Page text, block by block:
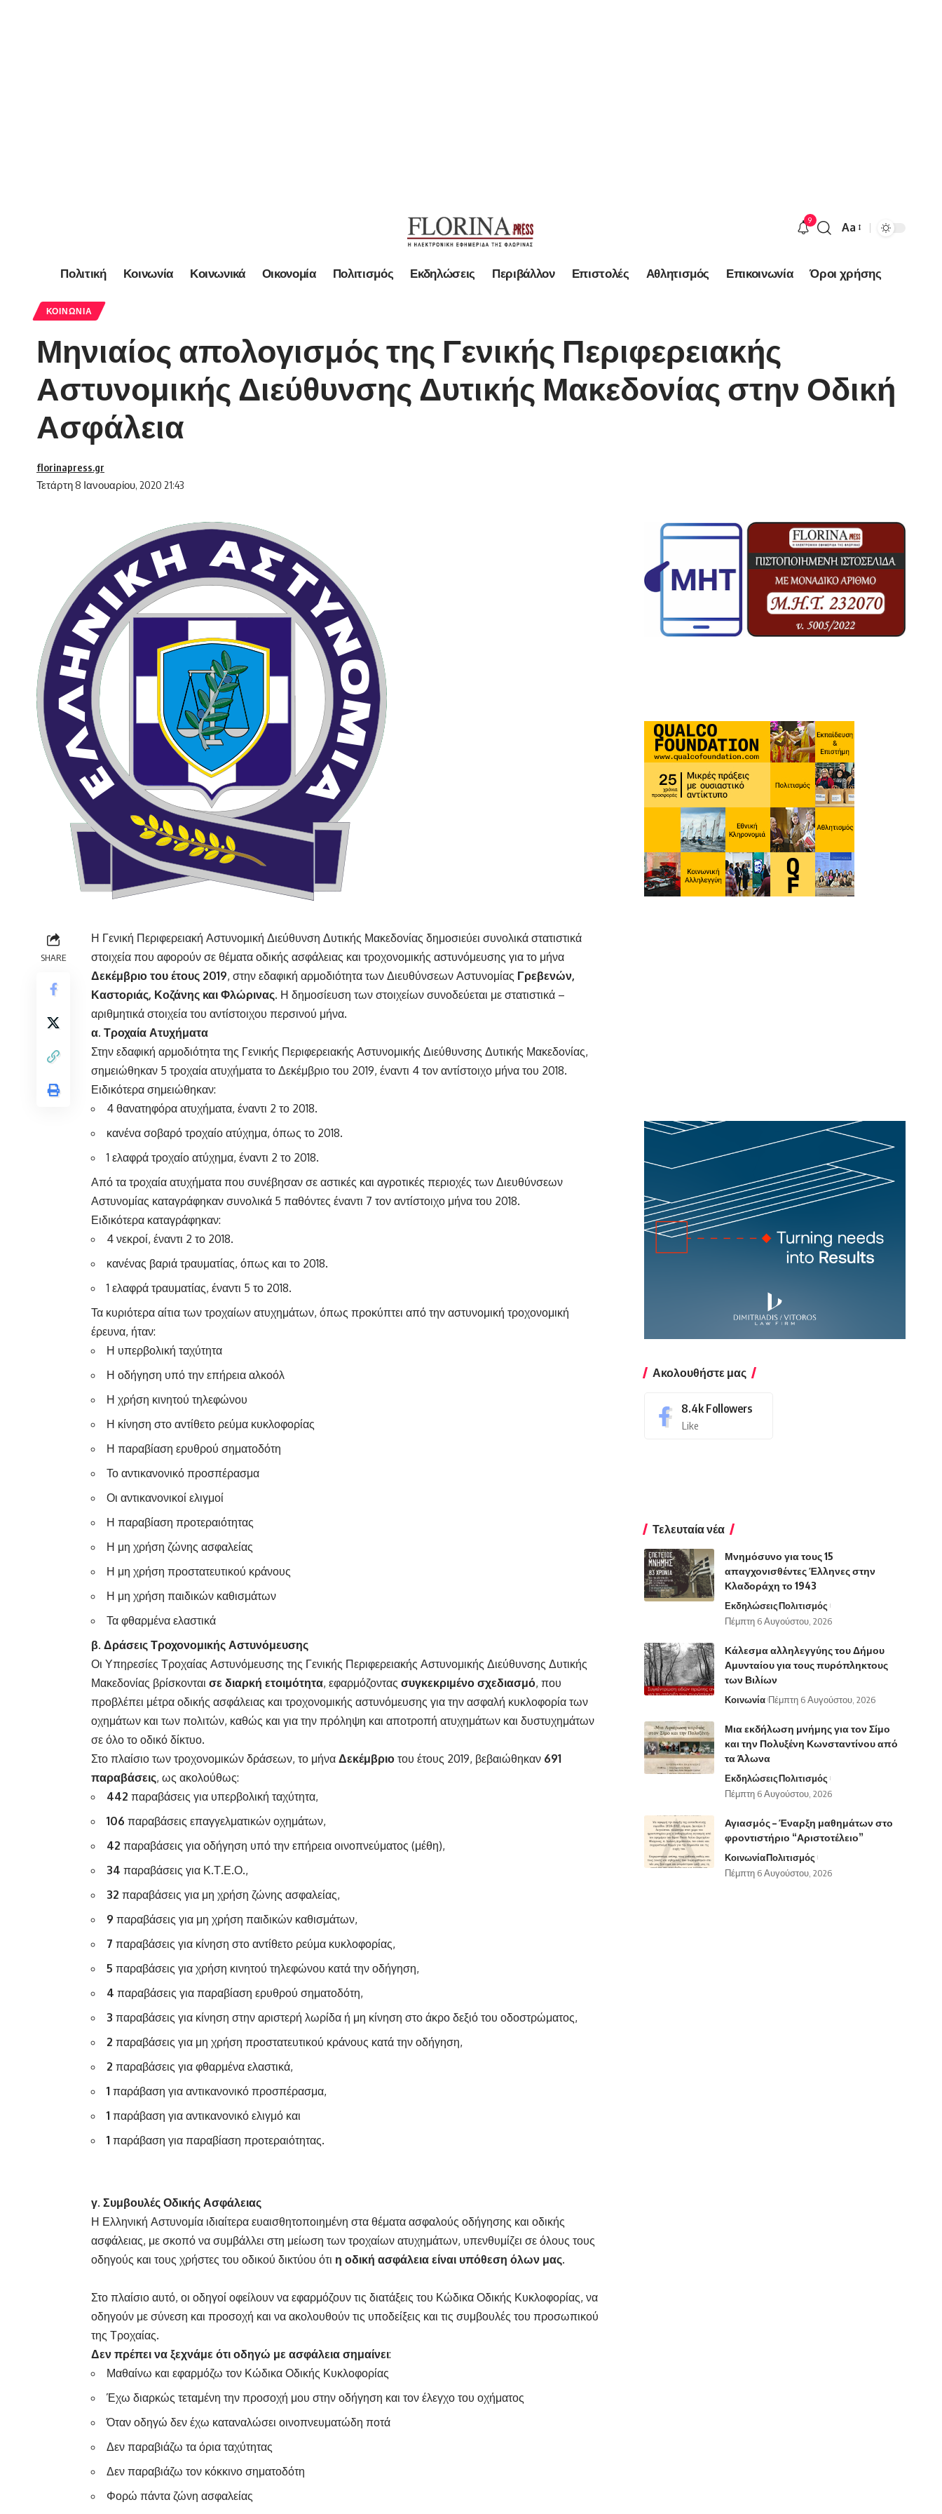
9
Font
Aa
Πολιτική Κοινωνία Κοινωνικά Οικονομία Πολιτισμός Εκδηλώσεις Περιβάλλον Επιστολές Αθλητισμός Επικοινωνία Όροι χρήσης
ΚΟΙΝΩΝΊΑ
Μηνιαίος απολογισμός της Γενικής Περιφερειακής
Αστυνομικής Διεύθυνσης Δυτικής Μακεδονίας στην Οδική
Ασφάλεια
Τετάρτη 8 Ιανουαρίου, 2020 21:43
florinapress.gr
SHARE
Η Γενική Περιφερειακή Αστυνομική Διεύθυνση Δυτικής Μακεδονίας δημοσιεύει συνολικά στατιστικά
στοιχεία που αφορούν σε θέματα οδικής ασφάλειας και τροχονομικής αστυνόμευσης για το μήνα
Δεκέμβριο του έτους 2019, στην εδαφική αρμοδιότητα των Διευθύνσεων Αστυνομίας Γρεβενών,
Καστοριάς, Κοζάνης και Φλώρινας. Η δημοσίευση των στοιχείων συνοδεύεται με στατιστικά –
αριθμητικά στοιχεία του αντίστοιχου περσινού μήνα.
α. Τροχαία Ατυχήματα
Στην εδαφική αρμοδιότητα της Γενικής Περιφερειακής Αστυνομικής Διεύθυνσης Δυτικής Μακεδονίας,
σημειώθηκαν 5 τροχαία ατυχήματα το Δεκέμβριο του 2019, έναντι 4 τον αντίστοιχο μήνα του 2018.
Ειδικότερα σημειώθηκαν:
4 θανατηφόρα ατυχήματα, έναντι 2 το 2018.
κανένα σοβαρό τροχαίο ατύχημα, όπως το 2018.
1 ελαφρά τροχαίο ατύχημα, έναντι 2 το 2018.
Από τα τροχαία ατυχήματα που συνέβησαν σε αστικές και αγροτικές περιοχές των Διευθύνσεων
Αστυνομίας καταγράφηκαν συνολικά 5 παθόντες έναντι 7 τον αντίστοιχο μήνα του 2018.
Ειδικότερα καταγράφηκαν:
4 νεκροί, έναντι 2 το 2018.
κανένας βαριά τραυματίας, όπως και το 2018.
1 ελαφρά τραυματίας, έναντι 5 το 2018.
Τα κυριότερα αίτια των τροχαίων ατυχημάτων, όπως προκύπτει από την αστυνομική τροχονομική
έρευνα, ήταν:
Η υπερβολική ταχύτητα
Η οδήγηση υπό την επήρεια αλκοόλ
Η χρήση κινητού τηλεφώνου
Η κίνηση στο αντίθετο ρεύμα κυκλοφορίας
Η παραβίαση ερυθρού σηματοδότη
Το αντικανονικό προσπέρασμα
Οι αντικανονικοί ελιγμοί
Η παραβίαση προτεραιότητας
Η μη χρήση ζώνης ασφαλείας
Η μη χρήση προστατευτικού κράνους
Η μη χρήση παιδικών καθισμάτων
Τα φθαρμένα ελαστικά
β. Δράσεις Τροχονομικής Αστυνόμευσης
Οι Υπηρεσίες Τροχαίας Αστυνόμευσης της Γενικής Περιφερειακής Αστυνομικής Διεύθυνσης Δυτικής
Μακεδονίας βρίσκονται σε διαρκή ετοιμότητα, εφαρμόζοντας συγκεκριμένο σχεδιασμό, που
προβλέπει μέτρα οδικής ασφάλειας και τροχονομικής αστυνόμευσης για την ασφαλή κυκλοφορία των
οχημάτων και των πολιτών, καθώς και για την πρόληψη και αποτροπή ατυχημάτων και δυστυχημάτων
σε όλο το οδικό δίκτυο.
Στο πλαίσιο των τροχονομικών δράσεων, το μήνα Δεκέμβριο του έτους 2019, βεβαιώθηκαν 691
παραβάσεις, ως ακολούθως:
442 παραβάσεις για υπερβολική ταχύτητα,
106 παραβάσεις επαγγελματικών οχημάτων,
42 παραβάσεις για οδήγηση υπό την επήρεια οινοπνεύματος (μέθη),
34 παραβάσεις για Κ.Τ.Ε.Ο.,
32 παραβάσεις για μη χρήση ζώνης ασφαλείας,
9 παραβάσεις για μη χρήση παιδικών καθισμάτων,
7 παραβάσεις για κίνηση στο αντίθετο ρεύμα κυκλοφορίας,
5 παραβάσεις για χρήση κινητού τηλεφώνου κατά την οδήγηση,
4 παραβάσεις για παραβίαση ερυθρού σηματοδότη,
3 παραβάσεις για κίνηση στην αριστερή λωρίδα ή μη κίνηση στο άκρο δεξιό του οδοστρώματος,
2 παραβάσεις για μη χρήση προστατευτικού κράνους κατά την οδήγηση,
2 παραβάσεις για φθαρμένα ελαστικά,
1 παράβαση για αντικανονικό προσπέρασμα,
1 παράβαση για αντικανονικό ελιγμό και
1 παράβαση για παραβίαση προτεραιότητας.
γ. Συμβουλές Οδικής Ασφάλειας
Η Ελληνική Αστυνομία ιδιαίτερα ευαισθητοποιημένη στα θέματα ασφαλούς οδήγησης και οδικής
ασφάλειας, με σκοπό να συμβάλλει στη μείωση των τροχαίων ατυχημάτων, υπενθυμίζει σε όλους τους
οδηγούς και τους χρήστες του οδικού δικτύου ότι η οδική ασφάλεια είναι υπόθεση όλων μας.
Στο πλαίσιο αυτό, οι οδηγοί οφείλουν να εφαρμόζουν τις διατάξεις του Κώδικα Οδικής Κυκλοφορίας, να
οδηγούν με σύνεση και προσοχή και να ακολουθούν τις υποδείξεις και τις συμβουλές του προσωπικού
της Τροχαίας.
Δεν πρέπει να ξεχνάμε ότι οδηγώ με ασφάλεια σημαίνει:
Μαθαίνω και εφαρμόζω τον Κώδικα Οδικής Κυκλοφορίας
Έχω διαρκώς τεταμένη την προσοχή μου στην οδήγηση και τον έλεγχο του οχήματος
Όταν οδηγώ δεν έχω καταναλώσει οινοπνευματώδη ποτά
Δεν παραβιάζω τα όρια ταχύτητας
Δεν παραβιάζω τον κόκκινο σηματοδότη
Φορώ πάντα ζώνη ασφαλείας
Ακολουθήστε μας
8.4k Followers
Like
Τελευταία νέα
Μνημόσυνο για τους 15
απαγχονισθέντες Έλληνες στην
Κλαδοράχη το 1943
ΕκδηλώσειςΠολιτισμός
Πέμπτη 6 Αυγούστου, 2026
Κάλεσμα αλληλεγγύης του Δήμου
Αμυνταίου για τους πυρόπληκτους
των Βιλίων
Κοινωνία Πέμπτη 6 Αυγούστου, 2026
Μια εκδήλωση μνήμης για τον Σίμο
και την Πολυξένη Κωνσταντίνου από
τα Άλωνα
ΕκδηλώσειςΠολιτισμός
Πέμπτη 6 Αυγούστου, 2026
Αγιασμός – Έναρξη μαθημάτων στο
φροντιστήριο “Αριστοτέλειο”
ΚοινωνίαΠολιτισμός
Πέμπτη 6 Αυγούστου, 2026